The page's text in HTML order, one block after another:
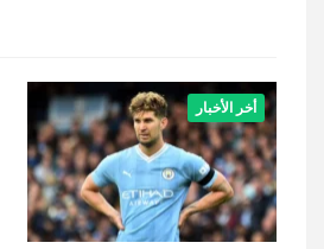
أخر الأخبار